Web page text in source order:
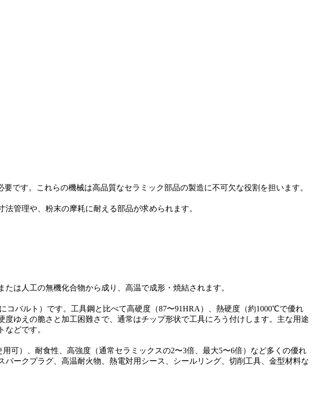
です。これらの機械は高品質なセラミック部品の製造に不可欠な役割を担います。
管理や、粉末の摩耗に耐える部品が求められます。
は人工の無機化合物から成り、高温で成形・焼結されます。
バルト）です。工具鋼と比べて高硬度（87〜91HRA）、熱硬度（約1000℃で優れ
ゆえの脆さと加工困難さで、通常はチップ形状で工具にろう付けします。主な用途
どです。
可）、耐食性、高強度（通常セラミックスの2〜3倍、最大5〜6倍）など多くの優れ
ークプラグ、高温耐火物、熱電対用シース、シールリング、切削工具、金型材料な